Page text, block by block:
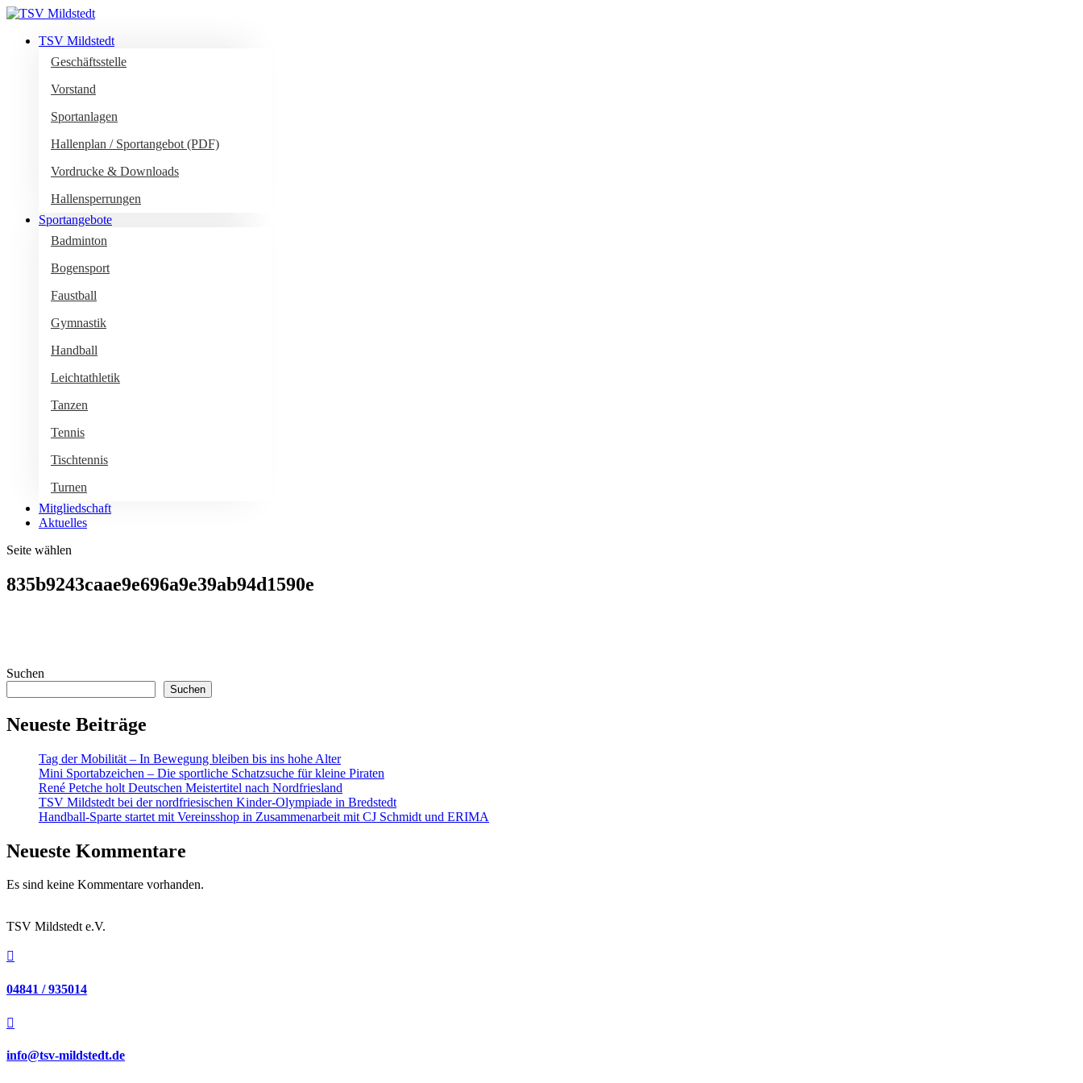
TSV Mildstedt
Geschäftsstelle
Vorstand
Sportanlagen
Hallenplan / Sportangebot (PDF)
Vordrucke & Downloads
Hallensperrungen
Sportangebote
Badminton
Bogensport
Faustball
Gymnastik
Handball
Leichtathletik
Tanzen
Tennis
Tischtennis
Turnen
Mitgliedschaft
Aktuelles
Seite wählen
835b9243caae9e696a9e39ab94d1590e
Suchen
Suchen
Neueste Beiträge
Tag der Mobilität – In Bewegung bleiben bis ins hohe Alter
Mini Sportabzeichen – Die sportliche Schatzsuche für kleine Piraten
René Petche holt Deutschen Meistertitel nach Nordfriesland
TSV Mildstedt bei der nordfriesischen Kinder-Olympiade in Bredstedt
Handball-Sparte startet mit Vereinsshop in Zusammenarbeit mit CJ Schmidt und ERIMA
Neueste Kommentare
Es sind keine Kommentare vorhanden.
TSV Mildstedt e.V.

04841 / 935014

info@tsv-mildstedt.de